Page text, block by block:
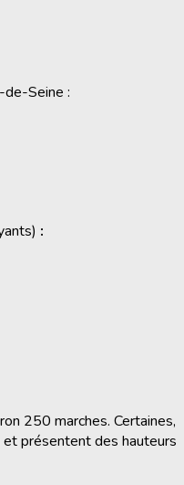
Seine :
:
250 marches. Certaines,
présentent des hauteurs